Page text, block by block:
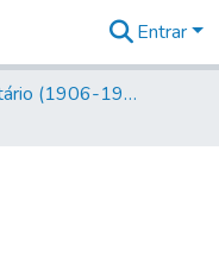
Entrar
Canto Libertário (1906-1995)